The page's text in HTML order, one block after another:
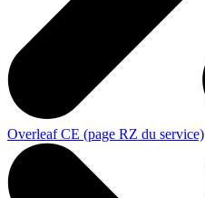
Overleaf CE (page RZ du service)